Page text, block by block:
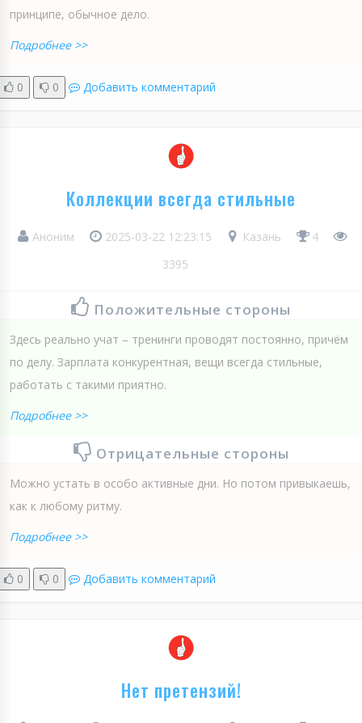
принципе, обычное дело.
Подробнее >>
0 0 Добавить комментарий
Коллекции всегда стильные
Аноним 2025-03-22 12:23:15 Казань
4
3395
Положительные стороны
Здесь реально учат – тренинги проводят постоянно, причём
по делу. Зарплата конкурентная, вещи всегда стильные,
работать с такими приятно.
Подробнее >>
Отрицательные стороны
Можно устать в особо активные дни. Но потом привыкаешь,
как к любому ритму.
Подробнее >>
0 0 Добавить комментарий
Нет претензий!